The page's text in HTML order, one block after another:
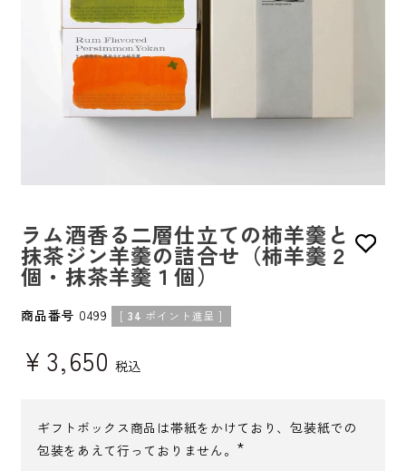
ラム酒香る二層仕立ての柿羊羹と
抹茶ジン羊羹の詰合せ（柿羊羹２
個・抹茶羊羹１個）
商品番号 0499 [ 34 ポイント進呈 ]
¥ 3,650 税込
ギフトボックス商品は帯紙をかけており、包装紙での
包装をあえて行っておりません。